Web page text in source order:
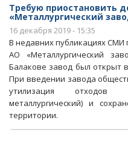
Требую приостановить
«Металлургический
16 декабря 2019 - 15:35
В недавних публикациях СМИ
АО «Металлургический
Балакове завод был открыт
При введении завода
утилизация отходов
металлургический) и
территории.